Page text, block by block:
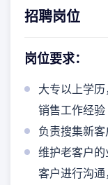
招聘岗位
岗位要求：
大专以上学
销售工作经验
负责搜集新
维护老客户
客户进行沟